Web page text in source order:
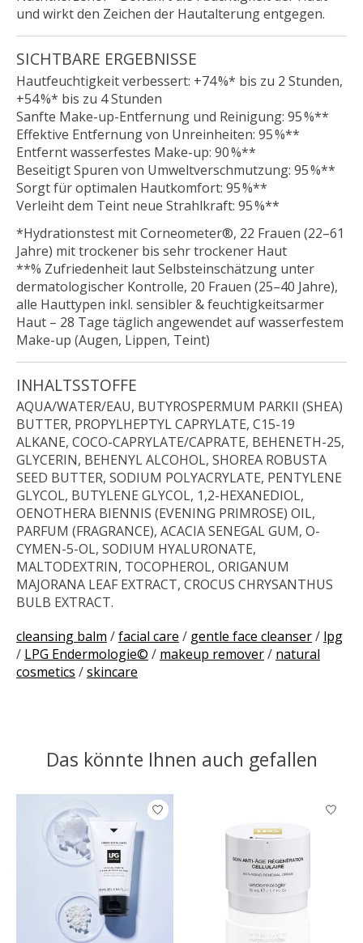
und wirkt den Zeichen der Hautalterung entgegen.
SICHTBARE ERGEBNISSE
Hautfeuchtigkeit verbessert: +74 %* bis zu 2 Stunden,
+54 %* bis zu 4 Stunden
Sanfte Make-up-Entfernung und Reinigung: 95 %**
Effektive Entfernung von Unreinheiten: 95 %**
Entfernt wasserfestes Make-up: 90 %**
Beseitigt Spuren von Umweltverschmutzung: 95 %**
Sorgt für optimalen Hautkomfort: 95 %**
Verleiht dem Teint neue Strahlkraft: 95 %**
*Hydrationstest mit Corneometer®, 22 Frauen (22–61
Jahre) mit trockener bis sehr trockener Haut
**% Zufriedenheit laut Selbsteinschätzung unter
dermatologischer Kontrolle, 20 Frauen (25–40 Jahre),
alle Hauttypen inkl. sensibler & feuchtigkeitsarmer
Haut – 28 Tage täglich angewendet auf wasserfestem
Make-up (Augen, Lippen, Teint)
INHALTSSTOFFE
AQUA/WATER/EAU, BUTYROSPERMUM PARKII (SHEA)
BUTTER, PROPYLHEPTYL CAPRYLATE, C15-19
ALKANE, COCO-CAPRYLATE/CAPRATE, BEHENETH-25,
GLYCERIN, BEHENYL ALCOHOL, SHOREA ROBUSTA
SEED BUTTER, SODIUM POLYACRYLATE, PENTYLENE
GLYCOL, BUTYLENE GLYCOL, 1,2-HEXANEDIOL,
OENOTHERA BIENNIS (EVENING PRIMROSE) OIL,
PARFUM (FRAGRANCE), ACACIA SENEGAL GUM, O-
CYMEN-5-OL, SODIUM HYALURONATE,
MALTODEXTRIN, TOCOPHEROL, ORIGANUM
MAJORANA LEAF EXTRACT, CROCUS CHRYSANTHUS
BULB EXTRACT.
cleansing balm /facial care / gentle face cleanser/ lpg
/ LPG Endermologie© / makeup remover/ natural
cosmetics /skincare
Das könnte Ihnen auch gefallen
Produkt-Karussell-Artikel